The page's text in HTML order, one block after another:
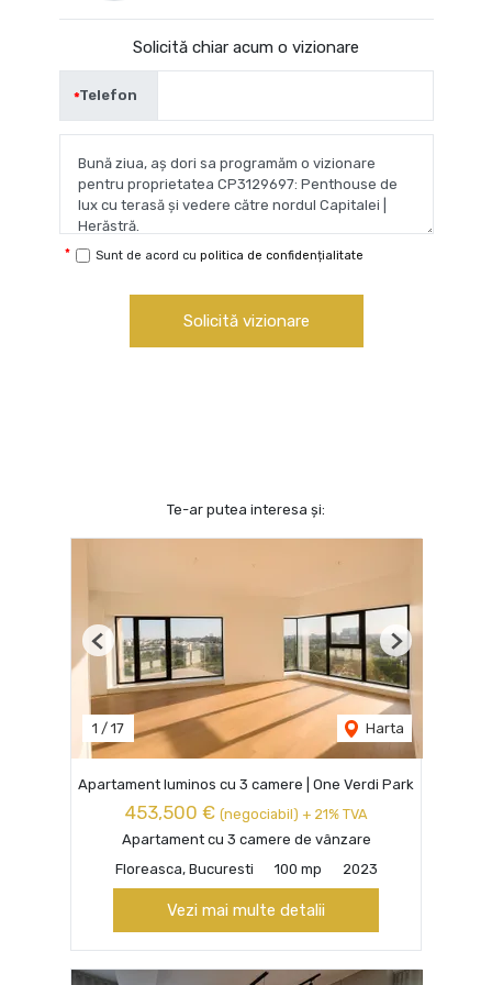
Solicită chiar acum o vizionare
Telefon
Sunt de acord cu politica de confidențialitate
Solicită vizionare
Te-ar putea interesa și:
1 / 17 Harta
Previous Next
Apartament luminos cu 3 camere | One Verdi Park
453,500 € (negociabil) + 21% TVA
Apartament cu 3 camere de vânzare
Floreasca, Bucuresti
100 mp 2023
Vezi mai multe detalii